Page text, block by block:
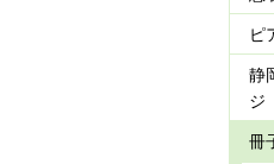
ピ
静
ジ
冊